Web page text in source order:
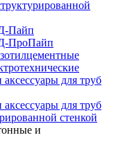
Пайп
ПроПайп
для труб
для труб
стенкой
и